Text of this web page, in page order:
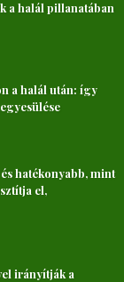
a halál pillanatában
a halál után: így
hatékonyabb, mint
el,
irányítják a